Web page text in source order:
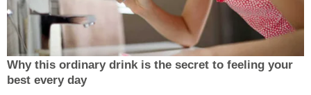
Why this ordinary drink is the secret to feeling your
best every day